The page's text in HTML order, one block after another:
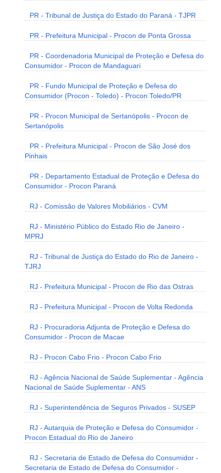
PR - Tribunal de Justiça do Estado do Paraná - TJPR
PR - Prefeitura Municipal - Procon de Ponta Grossa
PR - Coordenadoria Municipal de Proteção e Defesa do
Consumidor - Procon de Mandaguari
PR - Fundo Municipal de Proteção e Defesa do
Consumidor (Procon - Toledo) - Procon Toledo/PR
PR - Procon Municipal de Sertanópolis - Procon de
Sertanópolis
PR - Prefeitura Municipal - Procon de São José dos
Pinhais
PR - Departamento Estadual de Proteção e Defesa do
Consumidor - Procon Paraná
RJ - Comissão de Valores Mobiliários - CVM
RJ - Ministério Público do Estado Rio de Janeiro -
MPRJ
RJ - Tribunal de Justiça do Estado do Rio de Janeiro -
TJRJ
RJ - Prefeitura Municipal - Procon de Rio das Ostras
RJ - Prefeitura Municipal - Procon de Volta Redonda
RJ - Procuradoria Adjunta de Proteção e Defesa do
Consumidor - Procon de Macae
RJ - Procon Cabo Frio - Procon Cabo Frio
RJ - Agência Nacional de Saúde Suplementar - Agência
Nacional de Saúde Suplementar - ANS
RJ - Superintendência de Seguros Privados - SUSEP
RJ - Autarquia de Proteção e Defesa do Consumidor -
Procon Estadual do Rio de Janeiro
RJ - Secretaria de Estado de Defesa do Consumidor -
Secretaria de Estado de Defesa do Consumidor -